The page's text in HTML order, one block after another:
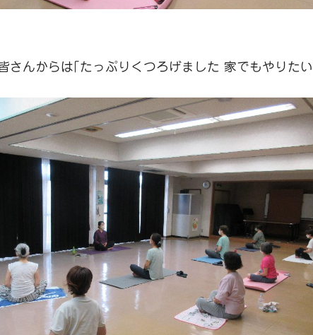
さんからは｢たっぷりくつろげました 家でもやりた